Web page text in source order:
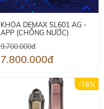
KHÓA DEMAX SL601 AG -
APP (CHỐNG NƯỚC)
9.700.000đ
7.800.000đ
-18%